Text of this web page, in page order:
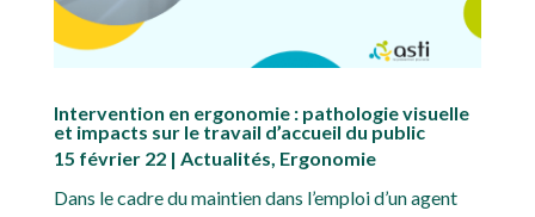
Intervention en ergonomie : pathologie visuelle
et impacts sur le travail d’accueil du public
15 février 22| Actualités, Ergonomie
Dans le cadre du maintien dans l’emploi d’un agent